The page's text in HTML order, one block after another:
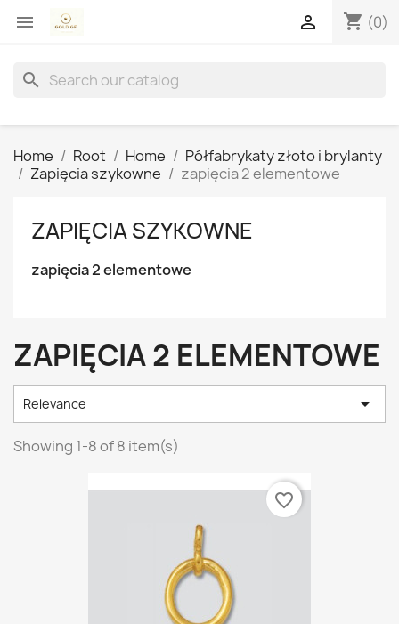
 shopping_cart (0)

search
Home Root Home
Półfabrykaty złoto i brylanty
Zapięcia szykowne
zapięcia 2 elementowe
ZAPIĘCIA SZYKOWNE
zapięcia 2 elementowe
ZAPIĘCIA 2 ELEMENTOWE
Relevance 
Showing 1-8 of 8 item(s)
favorite_border